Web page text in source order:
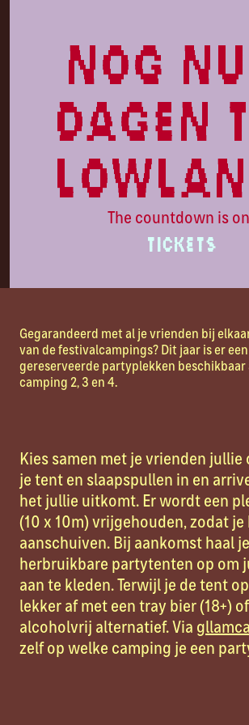
nog
dagen
The countdown is
TICKETS
Partyplekken
Gegarandeerd met al je vrienden bij
van de festivalcampings? Dit jaar is er
gereserveerde partyplekken beschikbaar
camping 2, 3 en 4.
Kies samen met je vrienden jullie
je tent en slaapspullen in en
het jullie uitkomt. Er wordt een
(10 x 10m) vrijgehouden, zodat je
aanschuiven. Bij aankomst haal
herbruikbare partytenten op om
aan te kleden. Terwijl je de tent
lekker af met een tray bier (18+)
alcoholvrij alternatief. Via
zelf op welke camping je een